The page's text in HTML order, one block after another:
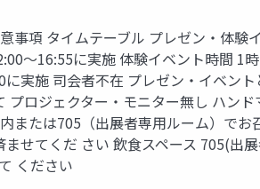
事項 タイムテーブル プレゼン‧体験
〜16:55に実施 体験イベント時間 1
実施 司会者不在 プレゼン‧イベン
ロジェクター‧モニター無し ハン
または705（出展者専⽤ルーム）で
てくだ さい 飲⾷スペース 705(出
ください